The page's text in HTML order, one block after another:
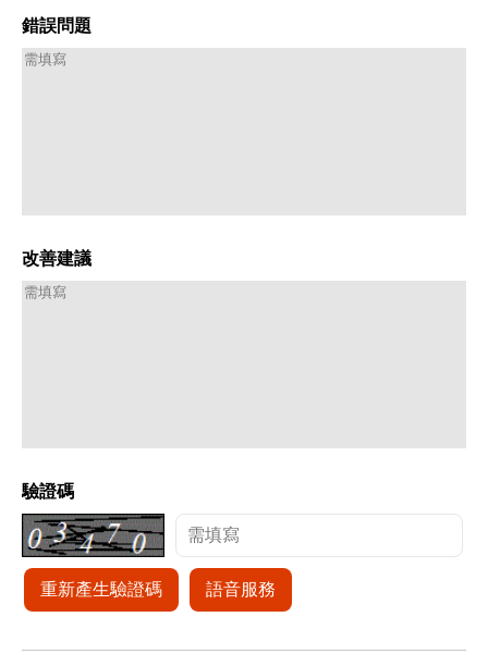
錯誤問題
改善建議
驗證碼
重新產生驗證碼 語音服務